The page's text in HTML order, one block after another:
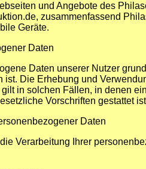
und Angebote des
zusammenfassend
Geräte.
Daten
Daten unserer Nutzer
Die Erhebung und
in solchen Fällen, in denen
Vorschriften gestattet
Daten
Verarbeitung Ihrer